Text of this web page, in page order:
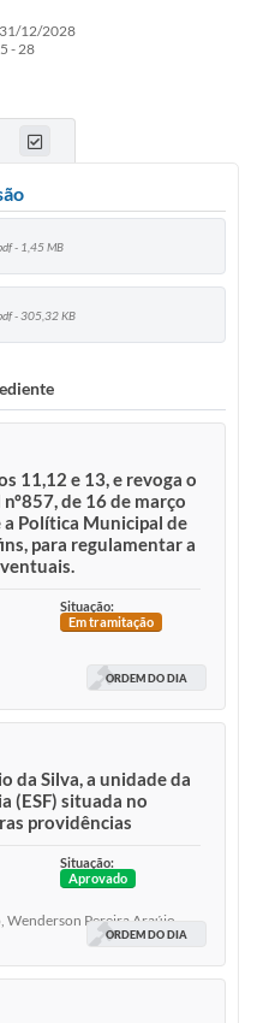
12/2028
- 28
- 1,45 MB
- 305,32 KB
11,12 e 13, e revoga o
de 16 de março
Política Municipal de
para regulamentar a
Situação:
Em tramitação
ORDEM DO DIA
da Silva, a unidade da
(ESF) situada no
providências
Situação:
Aprovado
Wenderson Pereira Araújo
ORDEM DO DIA